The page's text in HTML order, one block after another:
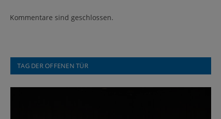
Kommentare sind geschlossen.
TAG DER OFFENEN TÜR